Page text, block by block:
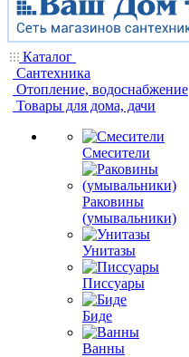
Каталог
Сантехника
Отопление, водоснабжение
Товары для дома, дачи
Смесители
Раковины
(умывальники)
Унитазы
Писсуары
Биде
Ванны